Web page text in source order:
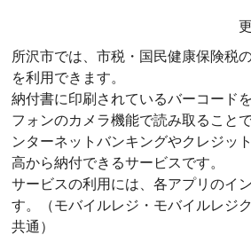
所沢市では、市税・国民健康保険税
を利用できます。
納付書に印刷されているバーコード
フォンのカメラ機能で読み取ること
ンターネットバンキングやクレジッ
高から納付できるサービスです。
サービスの利用には、各アプリのイ
す。（モバイルレジ・モバイルレジ
共通）